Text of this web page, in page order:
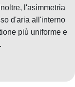
l'asimmetria
d'aria all'interno
più uniforme e